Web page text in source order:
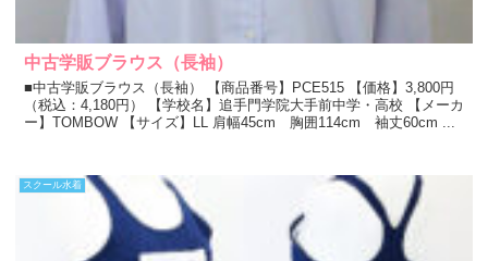
中古学販ブラウス（長袖）
■中古学販ブラウス（長袖） 【商品番号】PCE515 【価格】3,800円
（税込：4,180円） 【学校名】追手門学院大手前中学・高校 【メーカ
ー】TOMBOW 【サイズ】LL 肩幅45cm 胸囲114cm 袖丈60cm ...
スクール水着